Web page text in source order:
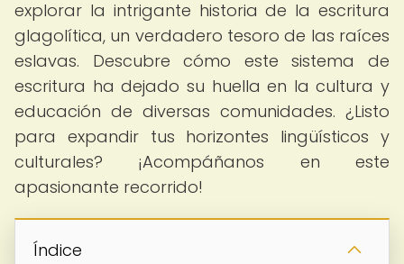
explorar la intrigante historia de la escritura
glagolítica, un verdadero tesoro de las raíces
eslavas. Descubre cómo este sistema de
escritura ha dejado su huella en la cultura y
educación de diversas comunidades. ¿Listo
para expandir tus horizontes lingüísticos y
culturales? ¡Acompáñanos en este
apasionante recorrido!
Índice